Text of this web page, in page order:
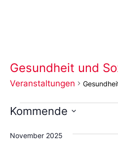
Gesundheit und
Veranstaltungen
Kommende
Sie
das
November 2025